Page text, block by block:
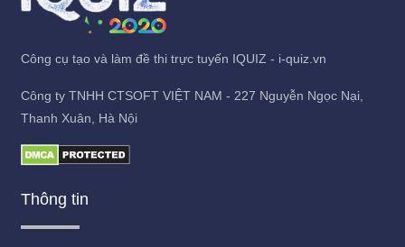
Công cụ tạo và làm đề thi trực tuyến IQUIZ - i-quiz.vn
Công ty TNHH CTSOFT VIỆT NAM - 227 Nguyễn Ngọc Nại,
Thanh Xuân, Hà Nội
Thông tin